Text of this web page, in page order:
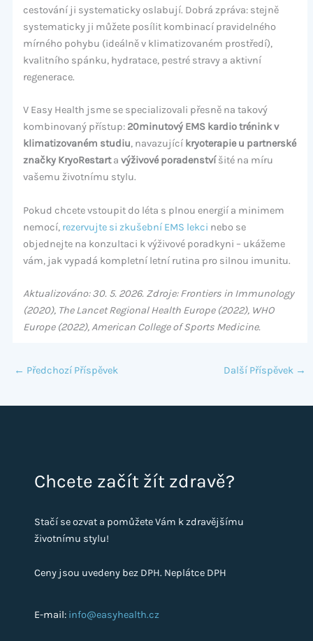
cestování ji systematicky oslabují. Dobrá zpráva: stejně
systematicky ji můžete posílit kombinací pravidelného
mírného pohybu (ideálně v klimatizovaném prostředí),
kvalitního spánku, hydratace, pestré stravy a aktivní
regenerace.
V Easy Health jsme se specializovali přesně na takový
kombinovaný přístup: 20minutový EMS kardio trénink v
klimatizovaném studiu, navazující kryoterapie u partnerské
značky KryoRestarta výživové poradenstvíšité na míru
vašemu životnímu stylu.
Pokud chcete vstoupit do léta s plnou energií a minimem
nemocí, rezervujte si zkušební EMS lekci nebo se
objednejte na konzultaci k výživové poradkyni – ukážeme
vám, jak vypadá kompletní letní rutina pro silnou imunitu.
Aktualizováno: 30. 5. 2026. Zdroje: Frontiers in Immunology
(2020), The Lancet Regional Health Europe (2022), WHO
Europe (2022), American College of Sports Medicine.
← Předchozí Příspěvek Další Příspěvek →
Chcete začít žít zdravě?
Stačí se ozvat a pomůžete Vám k zdravějšímu
životnímu stylu!
Ceny jsou uvedeny bez DPH. Neplátce DPH
E-mail: info@easyhealth.cz